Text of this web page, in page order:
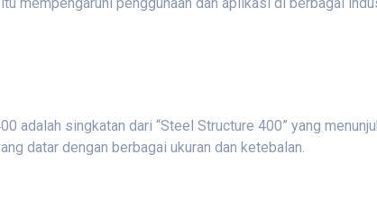
adalah singkatan dari “Steel Structure 400” yang
datar dengan berbagai ukuran dan ketebalan.